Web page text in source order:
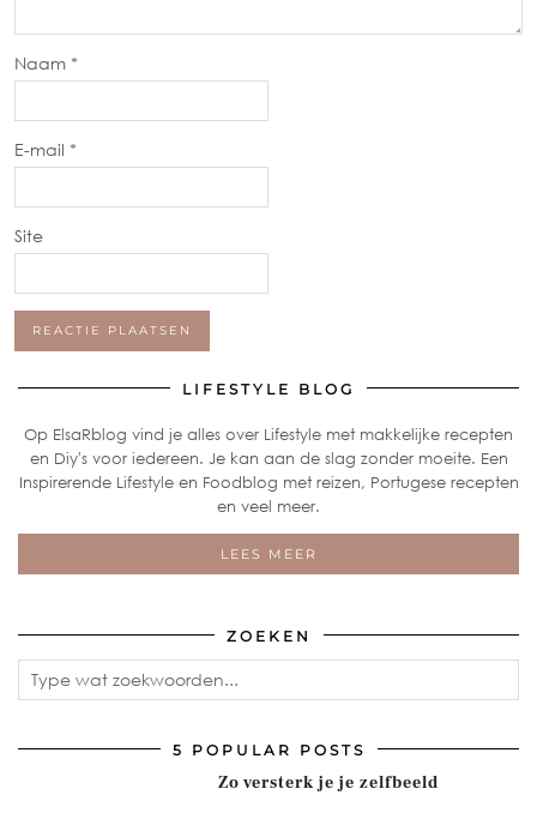
Naam *
E-mail *
Site
LIFESTYLE BLOG
Op ElsaRblog vind je alles over Lifestyle met makkelijke recepten
en Diy's voor iedereen. Je kan aan de slag zonder moeite. Een
Inspirerende Lifestyle en Foodblog met reizen, Portugese recepten
en veel meer.
LEES MEER
ZOEKEN
5 POPULAR POSTS
Zo versterk je je zelfbeeld